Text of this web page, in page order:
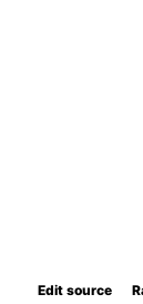
Edit source